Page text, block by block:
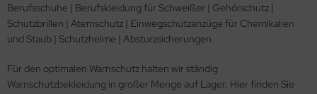
Berufsschuhe | Berufskleidung für Schweißer | Gehörschutz |
Schutzbrillen | Atemschutz | Einwegschutzanzüge für Chemikalien
und Staub | Schutzhelme | Absturzsicherungen.
Für den optimalen Warnschutz halten wir ständig
Warnschutzbekleidung in großer Menge auf Lager. Hier finden Sie